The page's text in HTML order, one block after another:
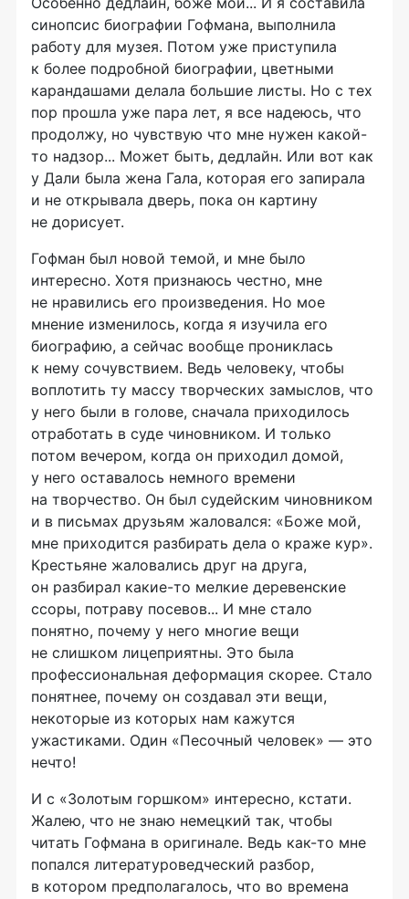
синопсис биографии Гофмана, выполнила
работу для музея. Потом уже приступила
к более подробной биографии, цветными
карандашами делала большие листы. Но с тех
пор прошла уже пара лет, я все надеюсь, что
продолжу, но чувствую что мне нужен какой-
то надзор... Может быть, дедлайн. Или вот как
у Дали была жена Гала, которая его запирала
и не открывала дверь, пока он картину
не дорисует.
Гофман был новой темой, и мне было
интересно. Хотя признаюсь честно, мне
не нравились его произведения. Но мое
мнение изменилось, когда я изучила его
биографию, а сейчас вообще прониклась
к нему сочувствием. Ведь человеку, чтобы
воплотить ту массу творческих замыслов, что
у него были в голове, сначала приходилось
отработать в суде чиновником. И только
потом вечером, когда он приходил домой,
у него оставалось немного времени
на творчество. Он был судейским чиновником
и в письмах друзьям жаловался: «Боже мой,
мне приходится разбирать дела о краже кур».
Крестьяне жаловались друг на друга,
он разбирал какие-то мелкие деревенские
ссоры, потраву посевов... И мне стало
понятно, почему у него многие вещи
не слишком лицеприятны. Это была
профессиональная деформация скорее. Стало
понятнее, почему он создавал эти вещи,
некоторые из которых нам кажутся
ужастиками. Один «Песочный человек» — это
нечто!
И с «Золотым горшком» интересно, кстати.
Жалею, что не знаю немецкий так, чтобы
читать Гофмана в оригинале. Ведь как-то мне
попался литературоведческий разбор,
в котором предполагалось, что во времена